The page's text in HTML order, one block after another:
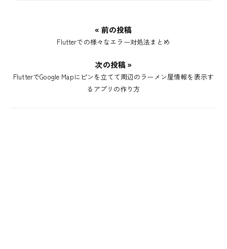
« 前の投稿
Flutterでの様々なエラー対処法まとめ
次の投稿 »
FlutterでGoogle Mapにピンを立てて周辺のラーメン屋情報を表示す
るアプリの作り方